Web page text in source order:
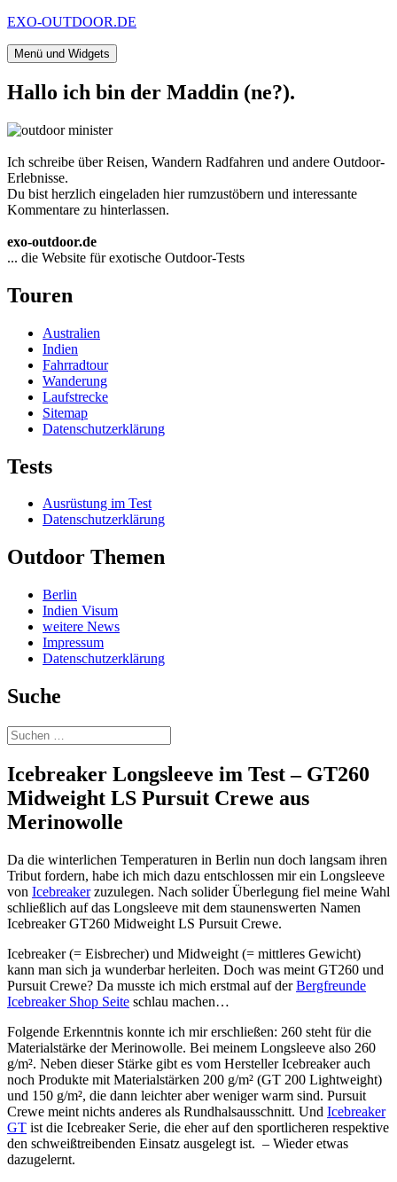
Zum
springen
EXO-OUTDOOR.DE
Menü und Widgets
Hallo ich bin der Maddin (ne?).
Ich schreibe über Reisen, Wandern Radfahren und andere Outdoor-
Erlebnisse.
Du bist herzlich eingeladen hier rumzustöbern und interessante
Kommentare zu hinterlassen.
exo-outdoor.de
... die Website für exotische Outdoor-Tests
Touren
Australien
Indien
Fahrradtour
Wanderung
Laufstrecke
Sitemap
Datenschutzerklärung
Tests
Ausrüstung im Test
Datenschutzerklärung
Outdoor Themen
Berlin
Indien Visum
weitere News
Impressum
Datenschutzerklärung
Suche
Suchen
nach:
Icebreaker Longsleeve im Test – GT260
Midweight LS Pursuit Crewe aus
Merinowolle
Da die winterlichen Temperaturen in Berlin nun doch langsam ihren
Tribut fordern, habe ich mich dazu entschlossen mir ein Longsleeve
von Icebreakerzuzulegen. Nach solider Überlegung fiel meine Wahl
schließlich auf das Longsleeve mit dem staunenswerten Namen
Icebreaker GT260 Midweight LS Pursuit Crewe.
Icebreaker (= Eisbrecher) und Midweight (= mittleres Gewicht)
kann man sich ja wunderbar herleiten. Doch was meint GT260 und
Pursuit Crewe? Da musste ich mich erstmal auf derBergfreunde
Icebreaker Shop Seite schlau machen…
Folgende Erkenntnis konnte ich mir erschließen: 260 steht für die
Materialstärke der Merinowolle. Bei meinem Longsleeve also 260
g/m². Neben dieser Stärke gibt es vom Hersteller Icebreaker auch
noch Produkte mit Materialstärken 200 g/m² (GT 200 Lightweight)
und 150 g/m², die dann leichter aber weniger warm sind. Pursuit
Crewe meint nichts anderes als Rundhalsausschnitt. Und Icebreaker
GT ist die Icebreaker Serie, die eher auf den sportlicheren respektive
den schweißtreibenden Einsatz ausgelegt ist. – Wieder etwas
dazugelernt.